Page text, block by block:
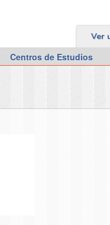
Ver
Centros de Estudios